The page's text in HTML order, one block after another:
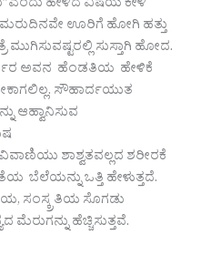
ಹೇಳಿದ ವಿಷಯ ಕೇಳಿ
ಊರಿಗೆ ಹೋಗಿ ಹತ್ತು
ಮುಗಿಸುವಷ್ಟರಲ್ಲಿ ಸುಸ್ತಾಗಿ ಹೋದ.
ಅವನ ಹೆಂಡತಿಯ ಹೇಳಿಕೆ
ಸೌಹಾರ್ದಯುತ
ಆಹ್ವಾನಿಸುವ
ಶಾಶ್ವತವಲ್ಲದ ಶರೀರಕೆ
ಒತ್ತಿ ಹೇಳುತ್ತದೆ.
ಸಂಸ್ಕ್ರತಿಯ ಸೊಗಡು
ಹೆಚ್ಚಿಸುತ್ತವೆ.